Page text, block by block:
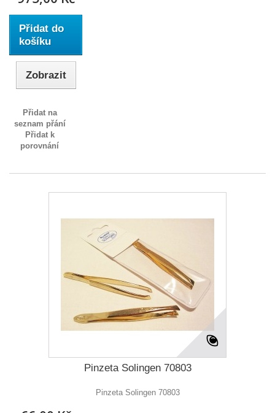
Přidat do
košíku
Zobrazit
Přidat na
seznam přání
Přidat k
porovnání
Pinzeta Solingen 70803
Pinzeta Solingen 70803